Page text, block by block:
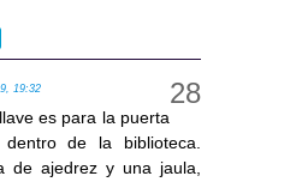
19:32
es para la puerta
de la biblioteca.
de ajedrez y una jaula,